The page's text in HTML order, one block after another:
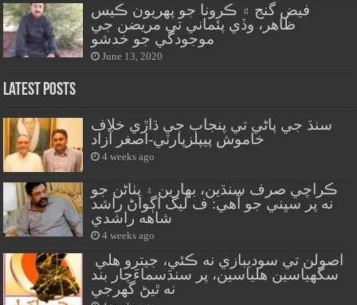
فيض گنج ۾ ڪرونا جو پهريون ڪيس
ظاهر، وڏي پئماني تي مريضن جي
موجودگي جو خدشو
June 13, 2020
Latest Posts
سنڌ جي پاڻي تي پنجاب جي ڌاڙي خلاف
خاموش پيپلزپارٽي-اصغر آزاد
4 weeks ago
ڪراچي صرف سنڌين، بهارين ۽ پٺاڻن جو
نه پر سڀني جو آهي: ف ليگ اڳواڻ راشد
شاهه راشدي
4 weeks ago
سگهياسين هلياسين، پر سنڌسماءَچار بند
نه ٿيڻ گهرجي